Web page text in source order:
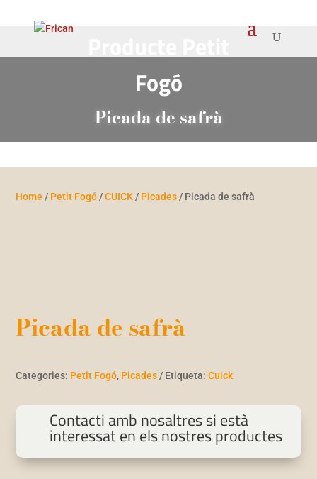
Fogó
Picada de safrà
Home / Petit Fogó /CUICK / Picades / Picada de safrà
Picada de safrà
Categories: Petit Fogó, Picades Etiqueta:Cuick
Contacti amb nosaltres si està
interessat en els nostres productes